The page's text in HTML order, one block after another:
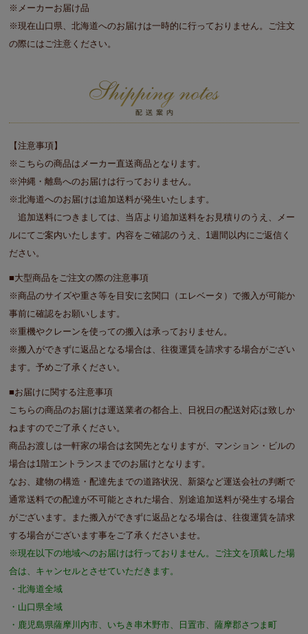
※メーカーお届け品
※現在山口県、北海道へのお届けは一時的に行っておりません。ご注文
の際にはご注意ください。
【注意事項】
※こちらの商品はメーカー直送商品となります。
※沖縄・離島へのお届けは行っておりません。
※北海道へのお届けは追加送料が発生いたします。
追加送料につきましては、当店より追加送料をお見積りのうえ、メー
ルにてご案内いたします。内容をご確認のうえ、1週間以内にご返信く
ださい。
■大型商品をご注文の際の注意事項
※商品のサイズや重さ等を目安に玄関口（エレベータ）で搬入が可能か
事前に確認をお願いします。
※重機やクレーンを使っての搬入は承っておりません。
※搬入ができずに返品となる場合は、往復運賃を請求する場合がござい
ます。予めご了承ください。
■お届けに関する注意事項
こちらの商品のお届けは運送業者の都合上、日祝日の配送対応は致しか
ねますのでご了承ください。
商品お渡しは一軒家の場合は玄関先となりますが、マンション・ビルの
場合は1階エントランスまでのお届けとなります。
なお、建物の構造・配達先までの道路状況、新築など運送会社の判断で
通常送料での配達が不可能とされた場合、別途追加送料が発生する場合
がございます。また搬入ができずに返品となる場合は、往復運賃を請求
する場合がございます事をご了承くださいませ。
※現在以下の地域へのお届けは行っておりません。ご注文を頂戴した場
合は、キャンセルとさせていただきます。
・北海道全域
・山口県全域
・鹿児島県薩摩川内市、いちき串木野市、日置市、薩摩郡さつま町